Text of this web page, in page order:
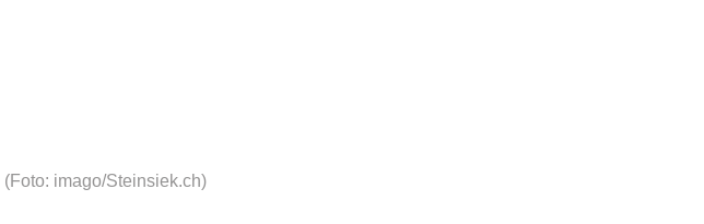
(Foto: imago/Steinsiek.ch)